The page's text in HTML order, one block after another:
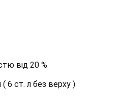
від 20 %
6 ст. л без верху )